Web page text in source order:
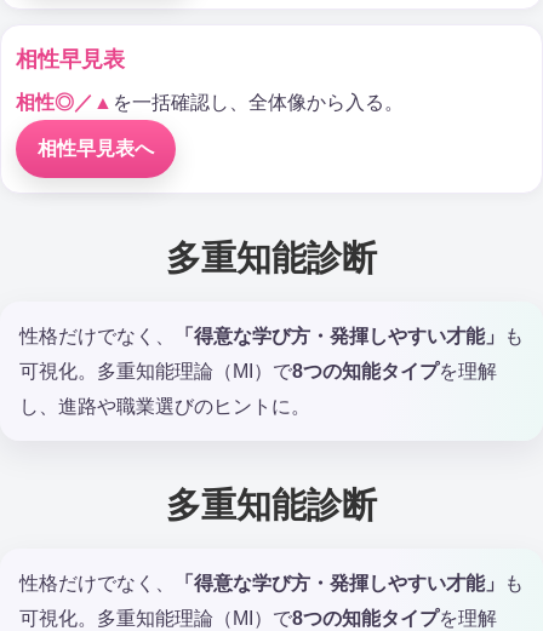
相性早見表
相性◎／▲ を一括確認し、全体像から入る。
相性早見表へ
多重知能診断
性格だけでなく、 「得意な学び方・発揮しやすい才能」
も
可視化。多重知能理論（MI）で8つの知能タイプを理解
し、進路や職業選びのヒントに。
多重知能診断
性格だけでなく、 「得意な学び方・発揮しやすい才能」
も
可視化。多重知能理論（MI）で8つの知能タイプを理解